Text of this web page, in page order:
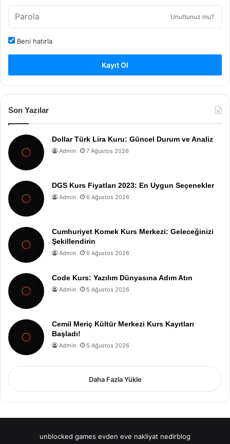
Unuttunuz mu?
Beni hatırla
Kayıt Ol
Son Yazılar
Dollar Türk Lira Kuru: Güncel Durum ve Analiz
Admin 7 Ağustos 2026
DGS Kurs Fiyatları 2023: En Uygun Seçenekler
Admin 6 Ağustos 2026
Cumhuriyet Komek Kurs Merkezi: Geleceğinizi
Şekillendirin
Admin 6 Ağustos 2026
Code Kurs: Yazılım Dünyasına Adım Atın
Admin 5 Ağustos 2026
Cemil Meriç Kültür Merkezi Kurs Kayıtları
Başladı!
Admin 5 Ağustos 2026
Daha Fazla Yükle
unblocked games evden eve nakliyat nedirblog